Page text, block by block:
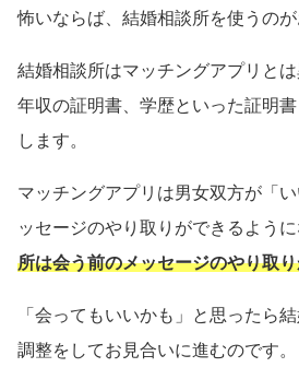
怖いならば、結婚相談所を使うのが
結婚相談所はマッチングアプリとは
年収の証明書、学歴といった証明
します。
マッチングアプリは男女双方が「
ッセージのやり取りができるように
所は会う前のメッセージのやり取
「会ってもいいかも」と思ったら
調整をしてお見合いに進むのです。